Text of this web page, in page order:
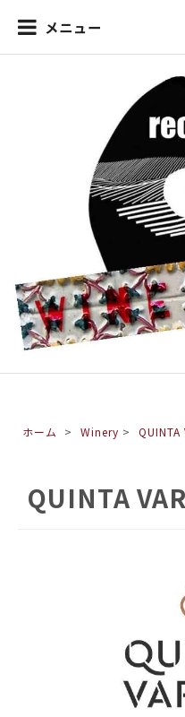
メニュー
ホーム > Winery > QUINTA
QUINTA